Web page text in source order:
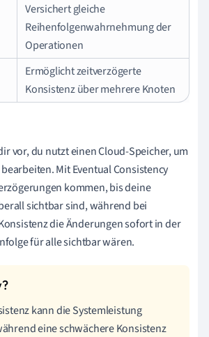
Versichert gleiche
Reihenfolgenwahrnehmung der
Operationen
Ermöglicht zeitverzögerte
Konsistenz über mehrere Knoten
vor, du nutzt einen Cloud-Speicher, um
Mit Eventual Consistency
kommen, bis deine
sichtbar sind, während bei
die Änderungen sofort in der
für alle sichtbar wären.
kann die Systemleistung
eine schwächere Konsistenz